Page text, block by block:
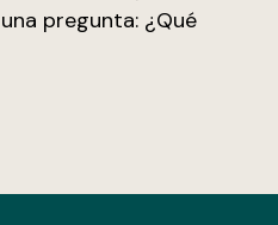
pregunta: ¿Qué